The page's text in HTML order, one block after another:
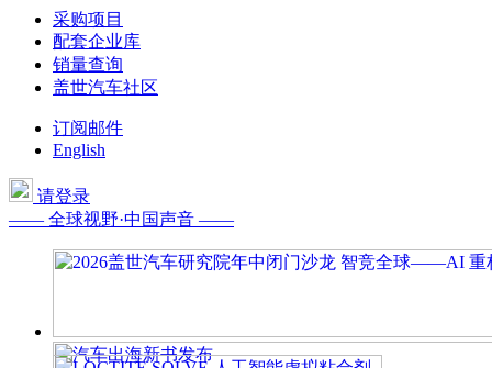
采购项目
配套企业库
销量查询
盖世汽车社区
订阅邮件
English
请登录
—— 全球视野·中国声音 ——